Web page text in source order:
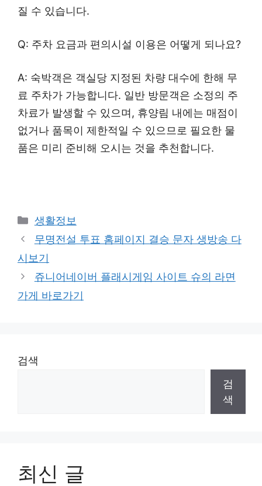
질 수 있습니다.
Q: 주차 요금과 편의시설 이용은 어떻게 되나요?
A: 숙박객은 객실당 지정된 차량 대수에 한해 무
료 주차가 가능합니다. 일반 방문객은 소정의 주
차료가 발생할 수 있으며, 휴양림 내에는 매점이
없거나 품목이 제한적일 수 있으므로 필요한 물
품은 미리 준비해 오시는 것을 추천합니다.
Categories
생활정보
무명전설 투표 홈페이지 결승 문자 생방송 다
시보기
쥬니어네이버 플래시게임 사이트 슈의 라면
가게 바로가기
검색
검
색
최신 글